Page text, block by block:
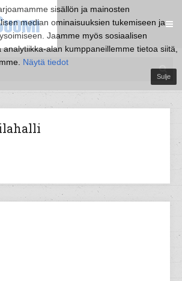
sisällön ja mainosten
median ominaisuuksien tukemiseen ja
Jaamme myös sosiaalisen
alan kumppaneillemme tietoa siitä,
Näytä tiedot
Sulje